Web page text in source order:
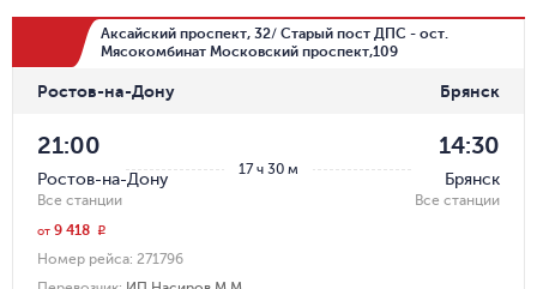
Аксайский проспект, 32/ Старый пост ДПС - ост.
Мясокомбинат Московский проспект,109
Ростов-на-Дону Брянск
17 ч 30 м
21:00
Ростов-на-Дону
Все станции
14:30
Брянск
Все станции
Номер рейса: 271796
от 9 418 r